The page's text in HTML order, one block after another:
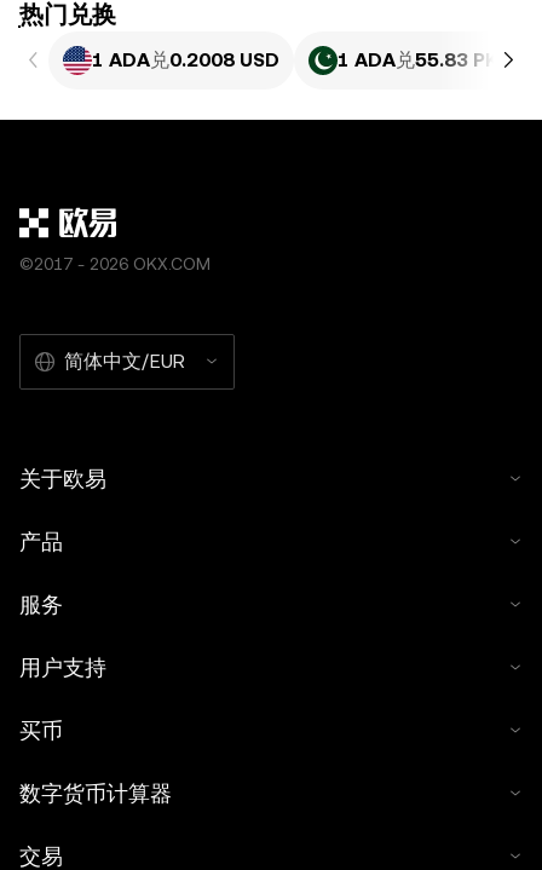
ִִִִִִִִִִִִִִִִִִִִִִִִִִִִִִִִִִִִִִִִִִִִִִִִ热门兑换
1 ADA兑0.2008 USD 1 ADA兑55.83 PKR
©2017 - 2026 OKX.COM
简体中文/EUR
关于欧易
产品
服务
用户支持
买币
数字货币计算器
交易